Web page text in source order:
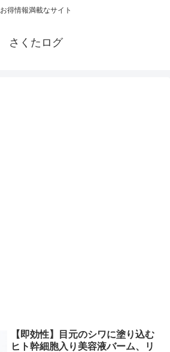
お得情報満載なサイト
さくたログ
【即効性】目元のシワに塗り込む
ヒト幹細胞入り美容液バーム、リ